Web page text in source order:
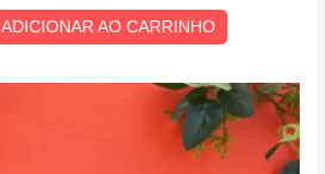
ADICIONAR AO CARRINHO